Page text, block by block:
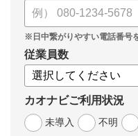
従業員数
カオナビご利用状況
未導入
不明